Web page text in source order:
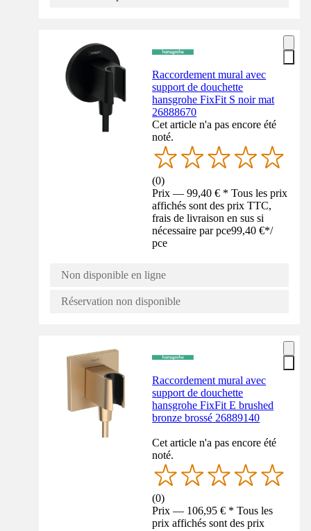
Raccordement mural avec
support de douchette
hansgrohe FixFit S noir mat
26888670
Cet article n'a pas encore été
noté.
(0)
Prix — 99,40 € * Tous les prix
affichés sont des prix TTC,
frais de livraison en sus si
nécessaire par pce99,40 €*/
pce
Non disponible en ligne
Réservation non disponible
Raccordement mural avec
support de douchette
hansgrohe FixFit E brushed
bronze brossé 26889140
Cet article n'a pas encore été
noté.
(0)
Prix — 106,95 € * Tous les
prix affichés sont des prix